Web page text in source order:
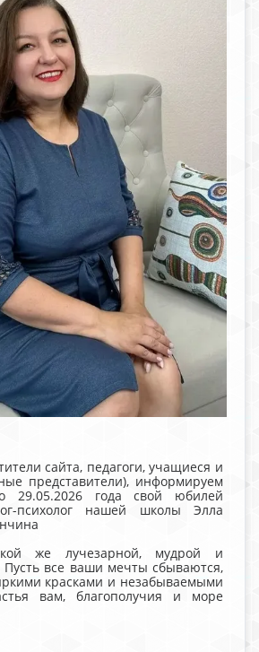
сайта, педагоги, учащиеся и
представители), информируем
года свой юбилей
психолог нашей школы Элла
же лучезарной, мудрой и
Пусть все ваши мечты сбываются,
красками и незабываемыми
вам, благополучия и море